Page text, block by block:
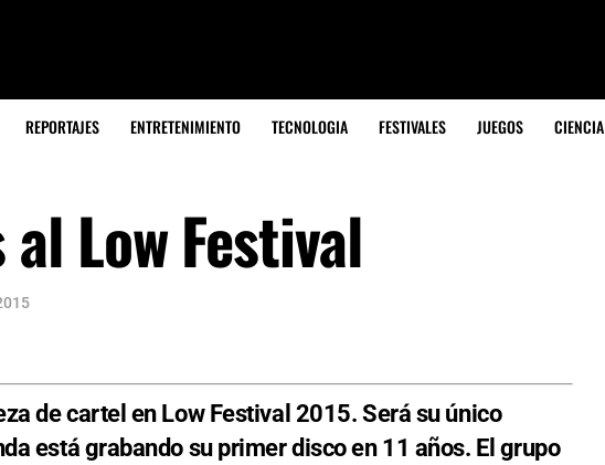
REPORTAJES ENTRETENIMIENTO TECNOLOGIA FESTIVALES JUEGOS CIENCIA
Low Festival
de cartel en Low Festival 2015.Será su único
está grabando su primer disco en 11 años. El grupo